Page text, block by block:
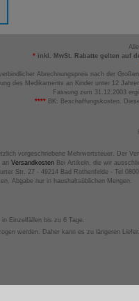
* inkl. MwSt. Rabatte gelten auf
Abrechnungspreis nach der
des Medikaments an Kinder unter 12
Fassung zum 31.12.2003
**** BK: Beschaffungskosten.
vorgeschriebene Mehrwertsteuer. Der
an Versandkosten Bei Artikeln, die wir
Str. 27 - 49214 Bad Rothenfelde - Tel
Abgabe nur in haushaltsüblichen Mengen.
Einzelfällen bis zu 6 Tage.
werden. Daher kann es zu längeren